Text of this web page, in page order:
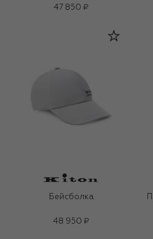
47 850 ₽
Бейсболка
48 950 ₽